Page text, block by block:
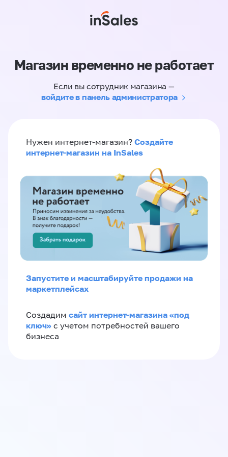
Магазин временно не работает
Если вы сотрудник магазина —
войдите в панель администратора
Нужен интернет-магазин? Создайте
интернет-магазин на InSales
Запустите и масштабируйте продажи на
маркетплейсах
Создадим сайт интернет-магазина «под
ключ» с учетом потребностей вашего
бизнеса